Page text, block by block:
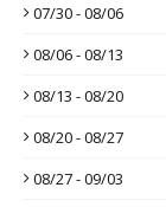
07/30 - 08/06
08/06 - 08/13
08/13 - 08/20
08/20 - 08/27
08/27 - 09/03